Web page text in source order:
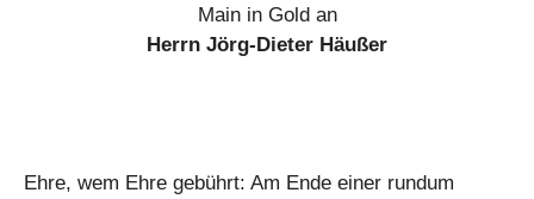
Main in Gold an
Herrn Jörg-Dieter Häußer
Ehre, wem Ehre gebührt: Am Ende einer rundum